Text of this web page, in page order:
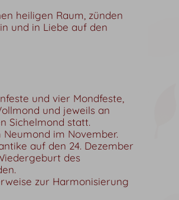
heiligen Raum, zünden
und in Liebe auf den
und vier Mondfeste,
und jeweils an
Sichelmond statt.
im November.
auf den 24. Dezember
des
zur Harmonisierung